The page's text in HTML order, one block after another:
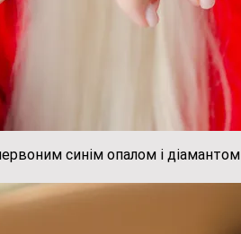
Швидкий перегляд
синім опалом і діамантом